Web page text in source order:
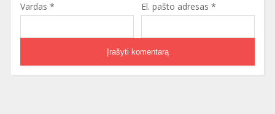
Vardas * El. pašto adresas *